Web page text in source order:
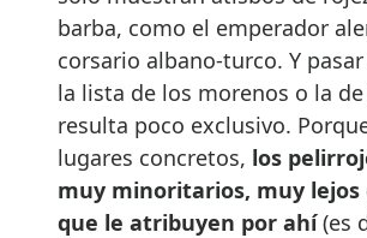
barba, como el emperador
corsario albano-turco. Y
la lista de los morenos o la
resulta poco exclusivo.
lugares concretos, los
muy minoritarios, muy lejos
que le atribuyen por ahí(es